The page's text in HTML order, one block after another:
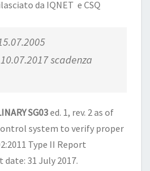
da IQNET e CSQ
scadenza
SG03ed. 1, rev. 2 as of
system to verify proper
Type II Report
31 July 2017.